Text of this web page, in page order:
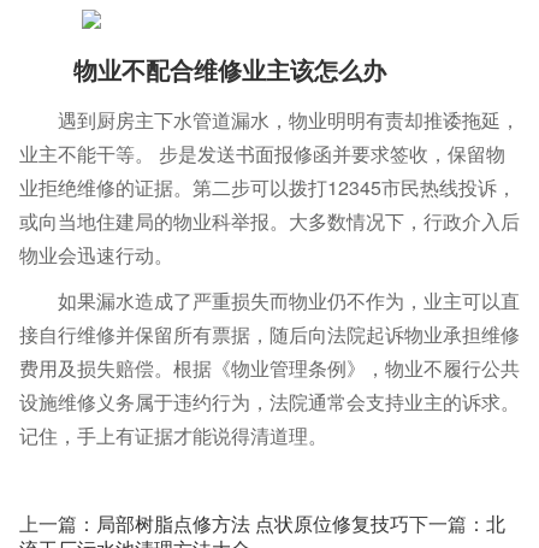
物业不配合维修业主该怎么办
遇到厨房主下水管道漏水，物业明明有责却推诿拖延，
业主不能干等。 步是发送书面报修函并要求签收，保留物
业拒绝维修的证据。第二步可以拨打12345市民热线投诉，
或向当地住建局的物业科举报。大多数情况下，行政介入后
物业会迅速行动。
如果漏水造成了严重损失而物业仍不作为，业主可以直
接自行维修并保留所有票据，随后向法院起诉物业承担维修
费用及损失赔偿。根据《物业管理条例》，物业不履行公共
设施维修义务属于违约行为，法院通常会支持业主的诉求。
记住，手上有证据才能说得清道理。
上一篇： 局部树脂点修方法 点状原位修复技巧下一篇： 北